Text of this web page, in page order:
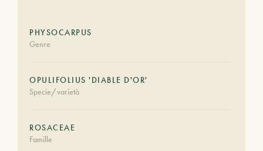
PHYSOCARPUS
Genre
OPULIFOLIUS 'DIABLE D'OR'
Specie/varietà
ROSACEAE
Famille